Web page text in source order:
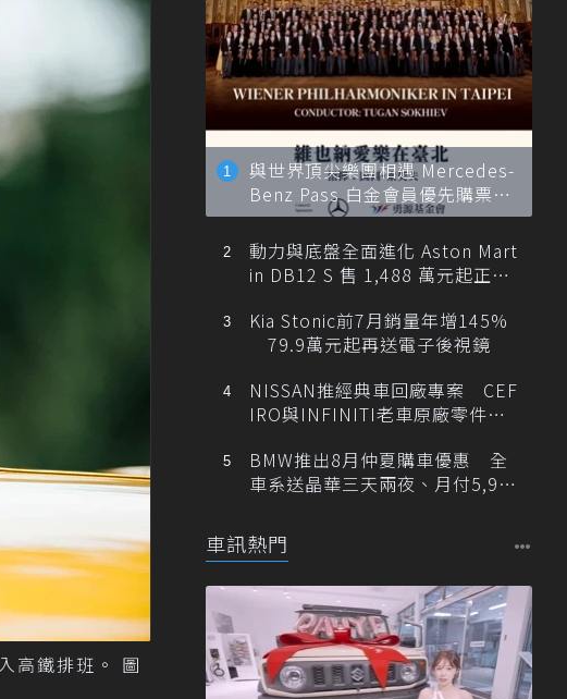
高鐵排班。 圖
與世界頂尖樂團相遇 Mercedes-
Benz Pass 白金會員優先購票維
也納愛樂
動力與底盤全面進化 Aston Mart
in DB12 S 售 1,488 萬元起正式
Kia Stonic前7月銷量年增145%
79.9萬元起再送電子後視鏡
NISSAN推經典車回廠專案 CEF
IRO與INFINITI老車原廠零件最
BMW推出8月仲夏購車優惠 全
車系送晶華三天兩夜、月付5,900
車訊熱門